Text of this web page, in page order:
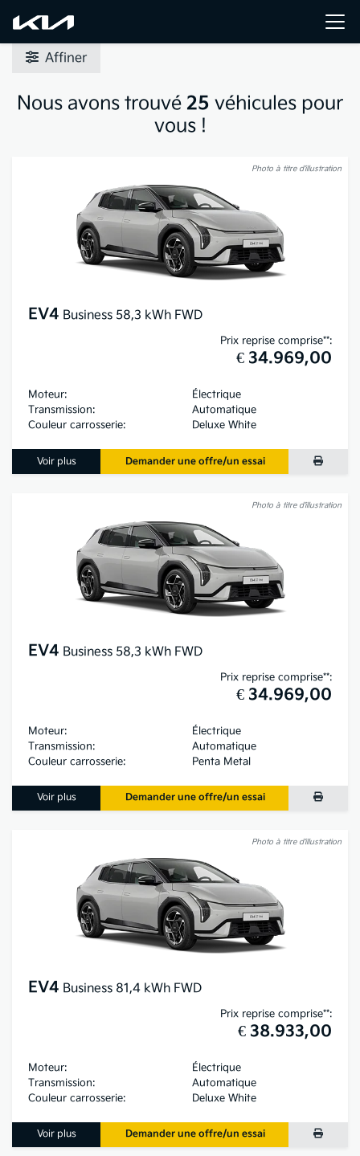
Affiner
Nous avons trouvé 25 véhicules pour
vous !
Photo à titre d’illustration
EV4 Business 58,3 kWh FWD
Prix reprise comprise**:
€ 34.969,00
Moteur:
Électrique
Transmission:
Automatique
Couleur carrosserie:
Deluxe White
Voir plus Demander une offre/un essai
Photo à titre d’illustration
EV4 Business 58,3 kWh FWD
Prix reprise comprise**:
€ 34.969,00
Moteur:
Électrique
Transmission:
Automatique
Couleur carrosserie:
Penta Metal
Voir plus Demander une offre/un essai
Photo à titre d’illustration
EV4 Business 81,4 kWh FWD
Prix reprise comprise**:
€ 38.933,00
Moteur:
Électrique
Transmission:
Automatique
Couleur carrosserie:
Deluxe White
Voir plus Demander une offre/un essai